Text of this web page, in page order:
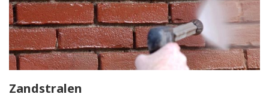
Zandstralen